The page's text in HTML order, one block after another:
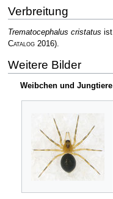
Verbreitung
Trematocephalus cristatus ist
Catalog2016).
Weitere Bilder
Weibchen und Jungtiere